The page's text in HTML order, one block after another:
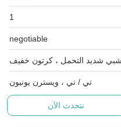
1
negotiable
شديد التحمل ، كرتون خفيف
تي / تي ، ويسترن يونيون
نتحدث الآن